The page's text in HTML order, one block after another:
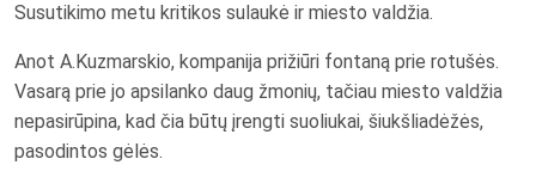
Susutikimo metu kritikos sulaukė ir miesto valdžia.
Anot A.Kuzmarskio, kompanija prižiūri fontaną prie rotušės.
Vasarą prie jo apsilanko daug žmonių, tačiau miesto valdžia
nepasirūpina, kad čia būtų įrengti suoliukai, šiukšliadėžės,
pasodintos gėlės.